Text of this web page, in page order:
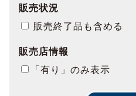
販売状況
販売終了品も含める
販売店情報
「有り」のみ表示